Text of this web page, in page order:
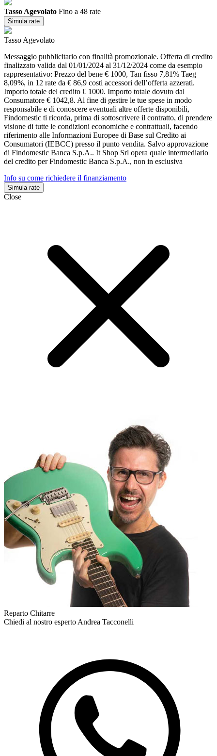
Tasso Agevolato Fino a 48 rate
Simula rate
Tasso Agevolato
Messaggio pubblicitario con finalità promozionale. Offerta di credito
finalizzato valida dal 01/01/2024 al 31/12/2024 come da esempio
rappresentativo: Prezzo del bene € 1000, Tan fisso 7,81% Taeg
8,09%, in 12 rate da € 86,9 costi accessori dell’offerta azzerati.
Importo totale del credito € 1000. Importo totale dovuto dal
Consumatore € 1042,8. Al fine di gestire le tue spese in modo
responsabile e di conoscere eventuali altre offerte disponibili,
Findomestic ti ricorda, prima di sottoscrivere il contratto, di prendere
visione di tutte le condizioni economiche e contrattuali, facendo
riferimento alle Informazioni Europee di Base sul Credito ai
Consumatori (IEBCC) presso il punto vendita. Salvo approvazione
di Findomestic Banca S.p.A.. It Shop Srl opera quale intermediario
del credito per Findomestic Banca S.p.A., non in esclusiva
Info su come richiedere il finanziamento
Simula rate
Close
Reparto Chitarre
Chiedi al nostro espertoAndrea Tacconelli